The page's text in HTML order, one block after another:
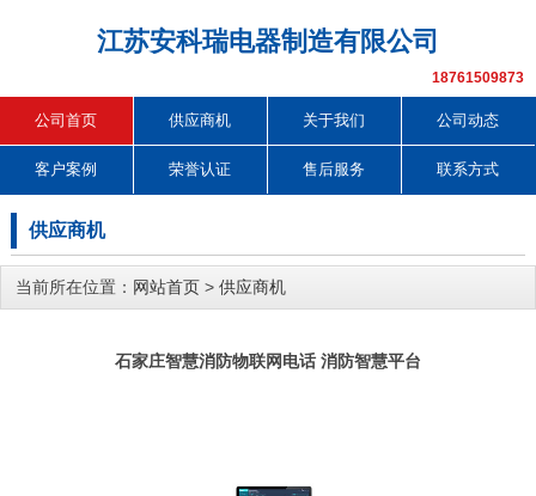
江苏安科瑞电器制造有限公司
18761509873
公司首页 供应商机 关于我们 公司动态
客户案例 荣誉认证 售后服务 联系方式
供应商机
当前所在位置： 网站首页 > 供应商机
石家庄智慧消防物联网电话 消防智慧平台